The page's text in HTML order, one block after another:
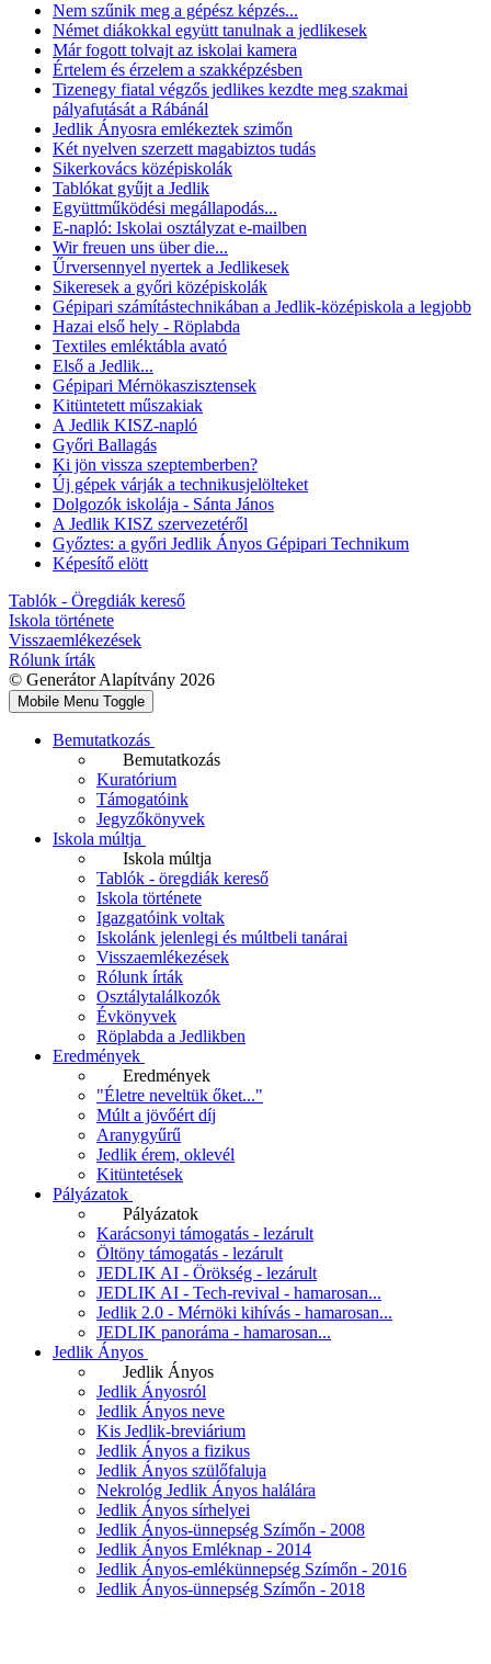
Nem szűnik meg a gépész képzés...
Német diákokkal együtt tanulnak a jedlikesek
Már fogott tolvajt az iskolai kamera
Értelem és érzelem a szakképzésben
Tizenegy fiatal végzős jedlikes kezdte meg szakmai
pályafutását a Rábánál
Jedlik Ányosra emlékeztek szimőn
Két nyelven szerzett magabiztos tudás
Sikerkovács középiskolák
Tablókat gyűjt a Jedlik
Együttműködési megállapodás...
E-napló: Iskolai osztályzat e-mailben
Wir freuen uns über die...
Űrversennyel nyertek a Jedlikesek
Sikeresek a győri középiskolák
Gépipari számítástechnikában a Jedlik-középiskola a legjobb
Hazai első hely - Röplabda
Textiles emléktábla avató
Első a Jedlik...
Gépipari Mérnökaszisztensek
Kitüntetett műszakiak
A Jedlik KISZ-napló
Győri Ballagás
Ki jön vissza szeptemberben?
Új gépek várják a technikusjelölteket
Dolgozók iskolája - Sánta János
A Jedlik KISZ szervezetéről
Győztes: a győri Jedlik Ányos Gépipari Technikum
Képesítő elött
Tablók - Öregdiák kereső
Iskola története
Visszaemlékezések
Rólunk írták
© Generátor Alapítvány 2026
Mobile Menu Toggle
Bemutatkozás
Bemutatkozás
Kuratórium
Támogatóink
Jegyzőkönyvek
Iskola múltja
Iskola múltja
Tablók - öregdiák kereső
Iskola története
Igazgatóink voltak
Iskolánk jelenlegi és múltbeli tanárai
Visszaemlékezések
Rólunk írták
Osztálytalálkozók
Évkönyvek
Röplabda a Jedlikben
Eredmények
Eredmények
"Életre neveltük őket..."
Múlt a jövőért díj
Aranygyűrű
Jedlik érem, oklevél
Kitüntetések
Pályázatok
Pályázatok
Karácsonyi támogatás - lezárult
Öltöny támogatás - lezárult
JEDLIK AI - Örökség - lezárult
JEDLIK AI - Tech-revival - hamarosan...
Jedlik 2.0 - Mérnöki kihívás - hamarosan...
JEDLIK panoráma - hamarosan...
Jedlik Ányos
Jedlik Ányos
Jedlik Ányosról
Jedlik Ányos neve
Kis Jedlik-breviárium
Jedlik Ányos a fizikus
Jedlik Ányos szülőfaluja
Nekrológ Jedlik Ányos halálára
Jedlik Ányos sírhelyei
Jedlik Ányos-ünnepség Szímőn - 2008
Jedlik Ányos Emléknap - 2014
Jedlik Ányos-emlékünnepség Szímőn - 2016
Jedlik Ányos-ünnepség Szímőn - 2018